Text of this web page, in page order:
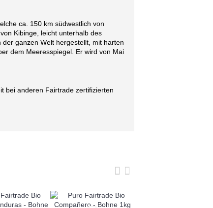
ca. 150 km südwestlich von
Kibinge, leicht unterhalb des
ganzen Welt hergestellt, mit harten
dem Meeresspiegel. Er wird von Mai
bei anderen Fairtrade zertifizierten